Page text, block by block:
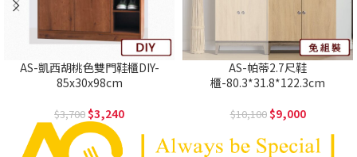
AS-凱西胡桃色雙門鞋櫃DIY-
85x30x98cm
3,700 3,240
AS-帕蒂2.7尺鞋
櫃-80.3*31.8*122.3cm
10,100 9,000